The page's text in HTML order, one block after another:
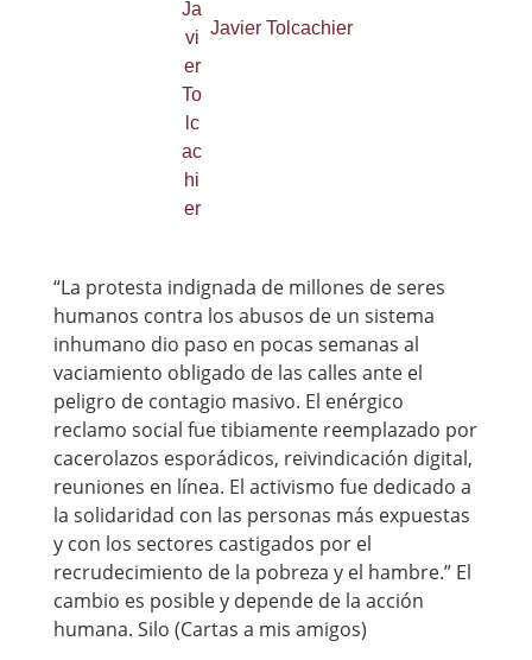
Javier Tolcachier
“La protesta indignada de millones de seres
humanos contra los abusos de un sistema
inhumano dio paso en pocas semanas al
vaciamiento obligado de las calles ante el
peligro de contagio masivo. El enérgico
reclamo social fue tibiamente reemplazado por
cacerolazos esporádicos, reivindicación digital,
reuniones en línea. El activismo fue dedicado a
la solidaridad con las personas más expuestas
y con los sectores castigados por el
recrudecimiento de la pobreza y el hambre.” El
cambio es posible y depende de la acción
humana. Silo (Cartas a mis amigos)